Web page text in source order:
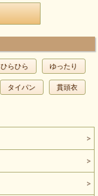
ひらひら ゆったり
タイパン 貫頭衣